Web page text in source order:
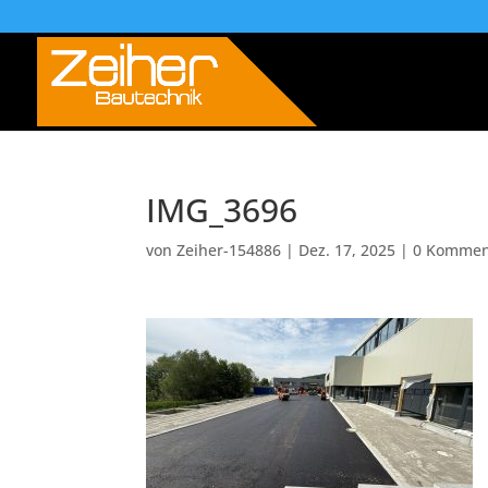
IMG_3696
vonZeiher-154886 | Dez. 17, 2025 |0